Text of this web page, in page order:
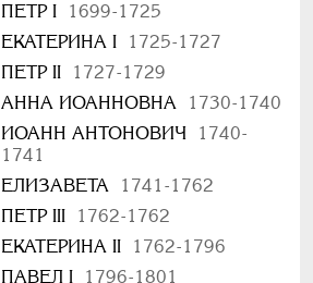
ПEТР I
1699-1725
ЕКАТЕРИНА I
1725-1727
ПЕТР II
1727-1729
АННА ИОАННОВНА
1730-1740
ИОАНН АНТОНОВИЧ
1740-
1741
ЕЛИЗАВЕТА
1741-1762
ПЕТР III
1762-1762
ЕКАТЕРИНА II
1762-1796
ПАВЕЛ I
1796-1801